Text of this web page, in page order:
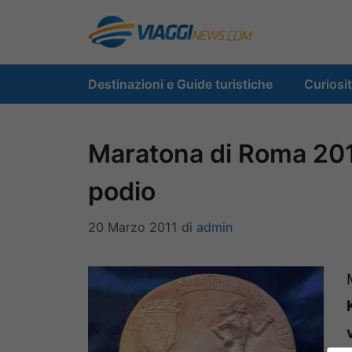
contenuto
Destinazioni e Guide turistiche
Maratona di Roma
podio
20 Marzo 2011 di admin